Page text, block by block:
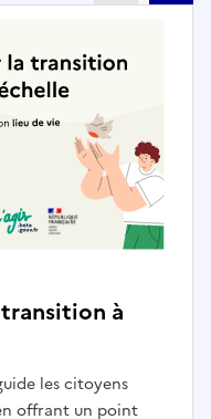
à
les citoyens
offrant un point